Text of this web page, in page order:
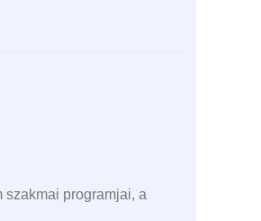
programjai, a